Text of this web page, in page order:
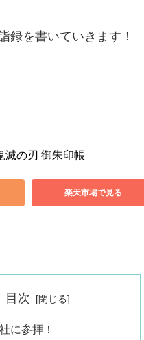
録を書いていきます！
滅の刃 御朱印帳
楽天市場で見る
目次
に参拝！